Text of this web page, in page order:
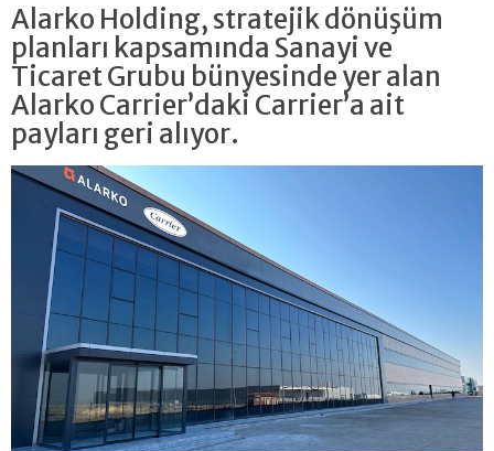
Alarko Holding, stratejik dönüşüm
planları kapsamında Sanayi ve
Ticaret Grubu bünyesinde yer alan
Alarko Carrier’daki Carrier’a ait
payları geri alıyor.